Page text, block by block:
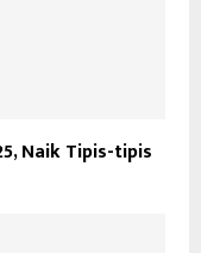
Naik Tipis-tipis